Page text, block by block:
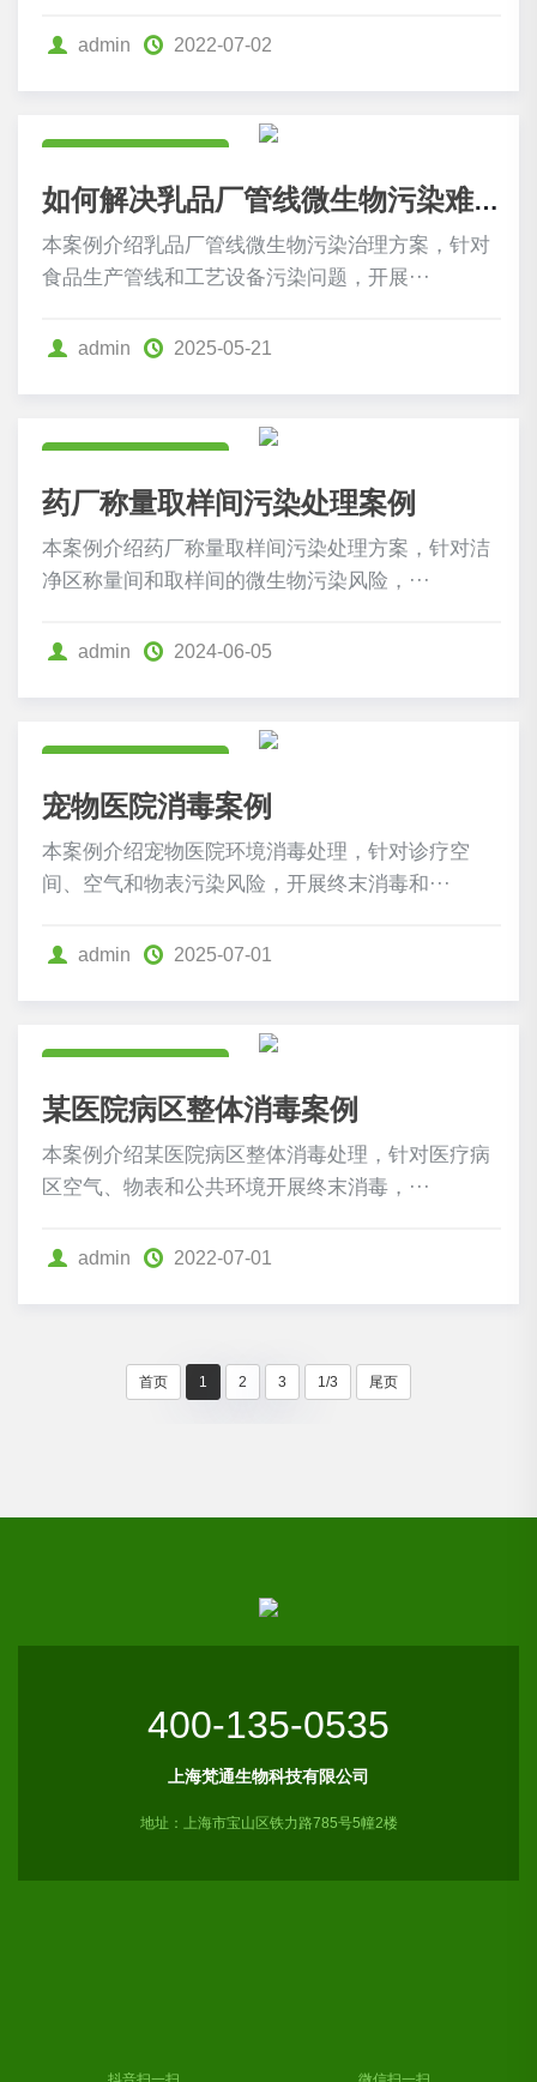
admin 2022-07-02
如何解决乳品厂管线微生物污染难题
本案例介绍乳品厂管线微生物污染治理方案，针对
食品生产管线和工艺设备污染问题，开展···
admin 2025-05-21
药厂称量取样间污染处理案例
本案例介绍药厂称量取样间污染处理方案，针对洁
净区称量间和取样间的微生物污染风险，···
admin 2024-06-05
宠物医院消毒案例
本案例介绍宠物医院环境消毒处理，针对诊疗空
间、空气和物表污染风险，开展终末消毒和···
admin 2025-07-01
某医院病区整体消毒案例
本案例介绍某医院病区整体消毒处理，针对医疗病
区空气、物表和公共环境开展终末消毒，···
admin 2022-07-01
首页 1 2 3 1/3 尾页
400-135-0535
上海梵通生物科技有限公司
地址：上海市宝山区铁力路785号5幢2楼